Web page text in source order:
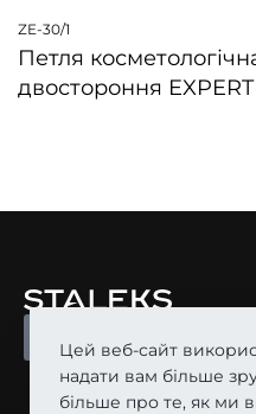
ZE-30/1
Петля
двостороння EXPERT
СТАТИ ПАРТНЕРОМ
Цей веб-сайт
надати вам більше
більше про те, як ми